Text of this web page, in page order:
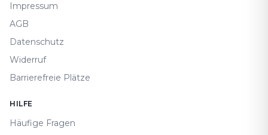
Impressum
AGB
Datenschutz
Widerruf
Barrierefreie Plätze
HILFE
Häufige Fragen